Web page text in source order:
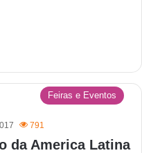
Feiras e Eventos
791
da America Latina